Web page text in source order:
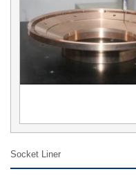
Socket Liner